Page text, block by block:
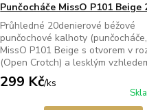
Punčocháče MissO P101 Beige
Průhledné 20denierové béžové
punčochové kalhoty
MissO P101 Beige s otvorem v
(Open Crotch) a lesklým
299 Kč/ks